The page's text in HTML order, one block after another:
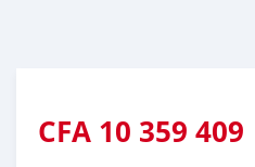
CFA 10 359 409